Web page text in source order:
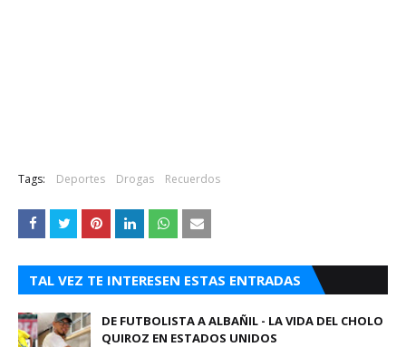
Tags: Deportes Drogas Recuerdos
TAL VEZ TE INTERESEN ESTAS ENTRADAS
DE FUTBOLISTA A ALBAÑIL - LA VIDA DEL CHOLO
QUIROZ EN ESTADOS UNIDOS